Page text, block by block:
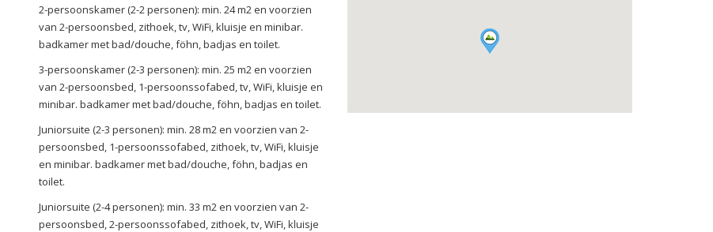
2-persoonskamer (2-2 personen): min. 24 m2 en voorzien
van 2-persoonsbed, zithoek, tv, WiFi, kluisje en minibar.
badkamer met bad/douche, föhn, badjas en toilet.
3-persoonskamer (2-3 personen): min. 25 m2 en voorzien
van 2-persoonsbed, 1-persoonssofabed, tv, WiFi, kluisje en
minibar. badkamer met bad/douche, föhn, badjas en toilet.
Juniorsuite (2-3 personen): min. 28 m2 en voorzien van 2-
persoonsbed, 1-persoonssofabed, zithoek, tv, WiFi, kluisje
en minibar. badkamer met bad/douche, föhn, badjas en
toilet.
Juniorsuite (2-4 personen): min. 33 m2 en voorzien van 2-
persoonsbed, 2-persoonssofabed, zithoek, tv, WiFi, kluisje